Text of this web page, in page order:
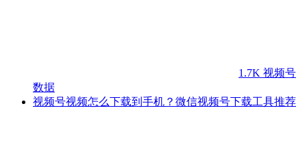
1.7K 视频号
数据
视频号视频怎么下载到手机？微信视频号下载工具推荐